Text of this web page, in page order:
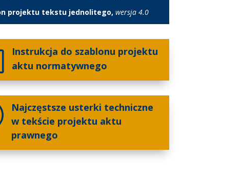
projektu tekstu jednolitego, wersja 4.0
Instrukcja do szablonu projektu
aktu normatywnego
Najczęstsze usterki techniczne
w tekście projektu aktu
prawnego